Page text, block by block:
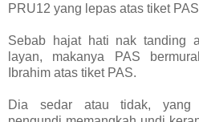
PRU12 yang lepas atas tiket
Sebab hajat hati nak tanding
layan, makanya PAS
Ibrahim atas tiket PAS.
Dia sedar atau tidak,